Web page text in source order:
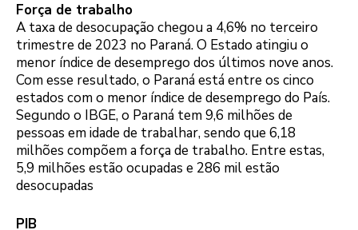
Força de trabalho
A taxa de desocupação chegou a 4,6% no terceiro
trimestre de 2023 no Paraná. O Estado atingiu o
menor índice de desemprego dos últimos nove anos.
Com esse resultado, o Paraná está entre os cinco
estados com o menor índice de desemprego do País.
Segundo o IBGE, o Paraná tem 9,6 milhões de
pessoas em idade de trabalhar, sendo que 6,18
milhões compõem a força de trabalho. Entre estas,
5,9 milhões estão ocupadas e 286 mil estão
desocupadas
PIB